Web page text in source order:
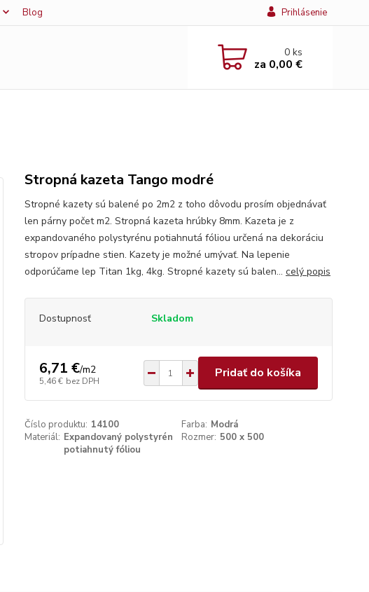
Blog Prihlásenie
0ks
za 0,00 €
Stropná kazeta Tango modré
Stropné kazety sú balené po 2m2 z toho dôvodu prosím objednávať
len párny počet m2. Stropná kazeta hrúbky 8mm. Kazeta je z
expandovaného polystyrénu potiahnutá fóliou určená na dekoráciu
stropov prípadne stien. Kazety je možné umývať. Na lepenie
odporúčame lep Titan 1kg, 4kg. Stropné kazety sú balen... celý popis
Dostupnosť Skladom
6,71 €/m2
5,46 € bez DPH
Pridať do košíka
Číslo produktu: 14100 Farba: Modrá
Materiál: Expandovaný polystyrén
potiahnutý fóliou
Rozmer: 500 x 500